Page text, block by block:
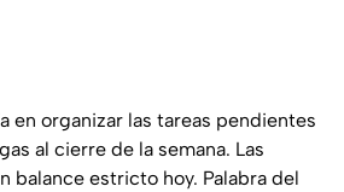
en organizar las tareas pendientes
al cierre de la semana. Las
balance estricto hoy. Palabra del